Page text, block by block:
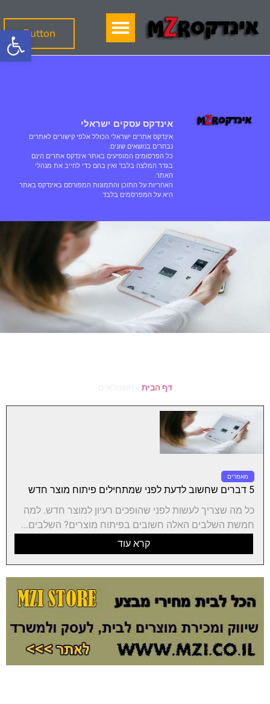
Button
אינדקס עסקים ישראלי
אינדקס אתרים ישראלי הכולל אלפי קישורים לאתרים
נבחרים בנושאים שונים.
כל הפרסומים המופיעים באתר אינדקס אתרים הינם
בגדר המלצה בלבד ואין בהם כדי לחייב את מנהלי
האתר.
האחריות על התוכן והתמונות המפורסם באינדקס באתר
היא על המפרסמים בלבד
דף הבית
מאמרים
5 דברים שחשוב לדעת לפני שמתחילים פיתוח מוצר חדש
כל מה שצריך לעשות לפני שהופכים רעיון למוצר חדש. למה
חמשת השלבים האלה חשובים בפיתוח מוצרים? השלבים...
קרא עוד